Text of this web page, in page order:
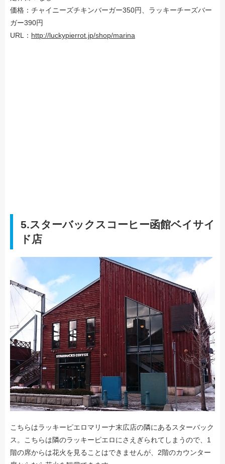
価格：チャイニーズチキンバーガー350円、ラッキーチーズバー
ガー390円
URL： http://luckypierrot.jp/shop/marina
5.スターバックスコーヒー函館ベイサイ
ド店
こちらはラッキーピエロマリーナ末広店の隣にあるスターバック
ス。こちらは隣のラッキーピエロにさえぎられてしまうので、1
階の席からは花火を見ることはできませんが、2階のカウンター